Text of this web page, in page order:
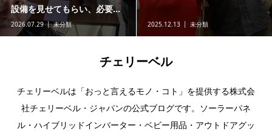
設備を見せてもらい、必要...
2026.07.29 未分類 2025.12.13 未分類
チェリーベル
チェリーベルは「おっと言えるモノ・コト」を提供する株式会
社チェリーベル・ジャパンの公式ブログです。ソーラーパネ
ル・ハイブリッドインバーター・ベビー用品・アウトドアグッ